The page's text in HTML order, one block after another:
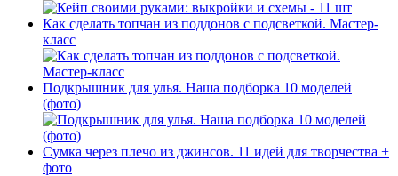
Как сделать топчан из поддонов с подсветкой. Мастер-
класс
Подкрышник для улья. Наша подборка 10 моделей
(фото)
Сумка через плечо из джинсов. 11 идей для творчества +
фото